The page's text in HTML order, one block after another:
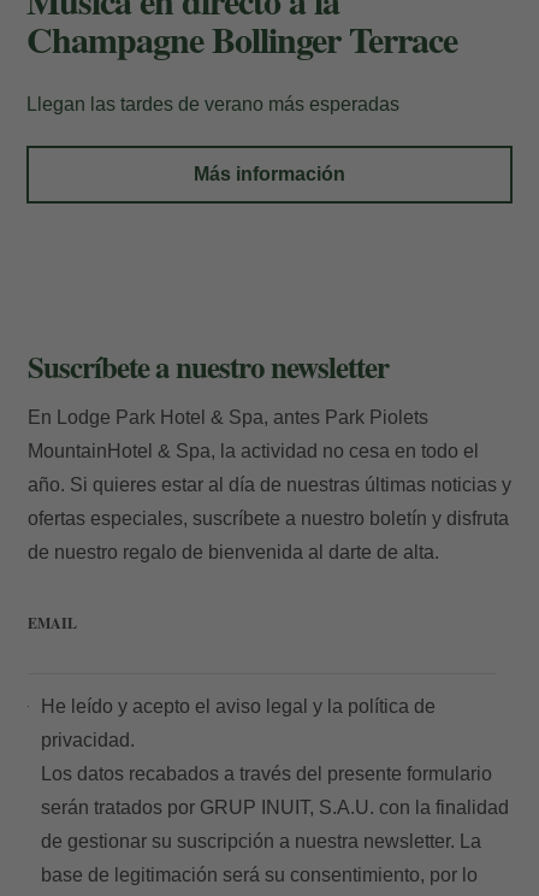
Mis Reservas
Introduzca el nº de localizador y el e-mail
Localizador
E-mail
Champagne Bollinger Terrace
Llegan las tardes de verano más esperadas
Más información
Suscríbete a nuestro newsletter
En Lodge Park Hotel & Spa, antes Park Piolets
MountainHotel & Spa, la actividad no cesa en todo el
año. Si quieres estar al día de nuestras últimas noticias y
ofertas especiales, suscríbete a nuestro boletín y disfruta
de nuestro regalo de bienvenida al darte de alta.
EMAIL
He leído y acepto el aviso legal y la política de
privacidad.
Los datos recabados a través del presente formulario
serán tratados por GRUP INUIT, S.A.U. con la finalidad
de gestionar su suscripción a nuestra newsletter. La
base de legitimación será su consentimiento, por lo